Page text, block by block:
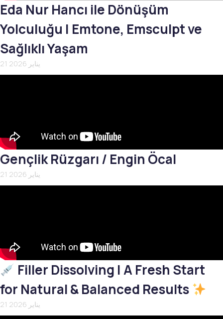
Eda Nur Hancı ile Dönüşüm
Yolculuğu | Emtone, Emsculpt ve
Sağlıklı Yaşam
21 يناير 2026
Gençlik Rüzgarı / Engin Öcal
21 يناير 2026
Filler Dissolving | A Fresh Start
for Natural & Balanced Results
21 يناير 2026